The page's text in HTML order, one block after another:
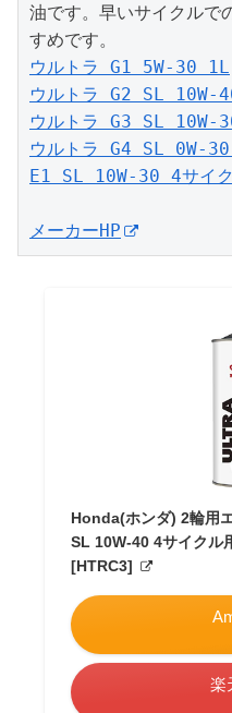
油です。早いサイクルで
ウルトラ G1 5W-30 1L
ウルトラ G2 SL 10W-
ウルトラ G3 SL 10W-
ウルトラ G4 SL 0W-
E1 SL 10W-30 4サイ
メーカーHP
Honda(ホンダ) 2輪用
SL 10W-40 4サイクル
[HTRC3]
楽